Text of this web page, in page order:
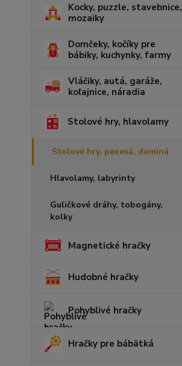
Kocky, puzzle, stavebnice,
mozaiky
Domčeky, kočíky pre
bábiky, kuchynky, farmy
Vláčiky, autá, garáže,
koľajnice, náradia
Stolové hry, hlavolamy
Stolové hry, pexesá, dominá
Hlavolamy, labyrinty
Guličkové dráhy, tobogány,
kolky
Magnetické hračky
Hudobné hračky
Pohyblivé hračky
Hračky pre bábätká